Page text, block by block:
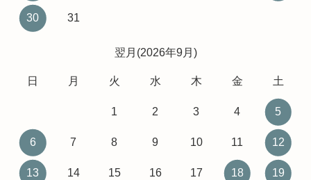
30 31
翌月(2026年9月)
日 月 火 水 木 金 土
1 2 3 4 5
6 7 8 9 10 11 12
13 14 15 16 17 18 19